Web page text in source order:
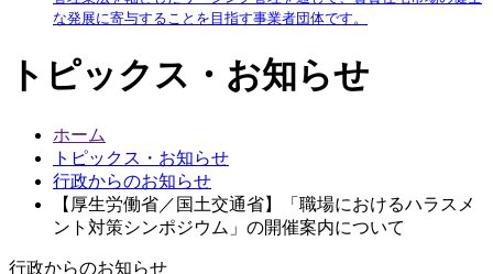
な発展に寄与することを目指す事業者団体です。
トピックス・お知らせ
ホーム
トピックス・お知らせ
行政からのお知らせ
【厚生労働省／国土交通省】「職場におけるハラスメ
ント対策シンポジウム」の開催案内について
行政からのお知らせ